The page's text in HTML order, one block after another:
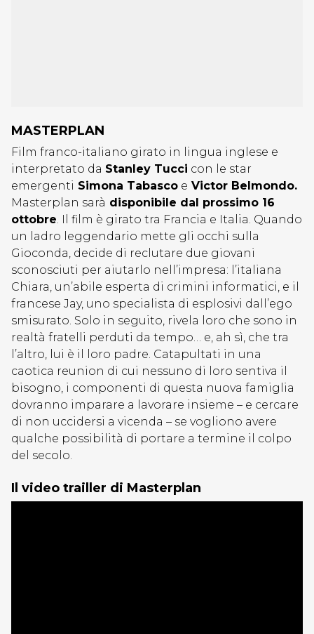
MASTERPLAN
Film franco-italiano girato in lingua inglese e
interpretato da Stanley Tucci con le star
emergenti Simona Tabasco e Victor Belmondo.
Masterplan sarà disponibile dal prossimo 16
ottobre. Il film è girato tra Francia e Italia. Quando
un ladro leggendario mette gli occhi sulla
Gioconda, decide di reclutare due giovani
sconosciuti per aiutarlo nell’impresa: l’italiana
Chiara, un’abile esperta di crimini informatici, e il
francese Jay, uno specialista di esplosivi dall’ego
smisurato. Solo in seguito, rivela loro che sono in
realtà fratelli perduti da tempo… e, ah sì, che tra
l’altro, lui è il loro padre. Catapultati in una
caotica reunion di cui nessuno di loro sentiva il
bisogno, i componenti di questa nuova famiglia
dovranno imparare a lavorare insieme – e cercare
di non uccidersi a vicenda – se vogliono avere
qualche possibilità di portare a termine il colpo
del secolo.
Il video trailler di Masterplan